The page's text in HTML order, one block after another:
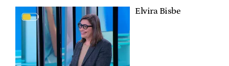
Elvira Bisbe